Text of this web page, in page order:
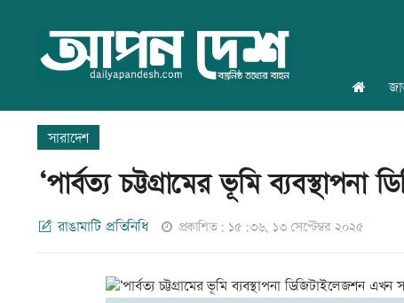
সারাদেশ
‘পার্বত্য চট্টগ্রামের ভূমি
রাঙামাটি প্রতিনিধি প্রকাশিত: ১৫:৩৬, ১৩ সেপ্টেম্বর ২০২৫